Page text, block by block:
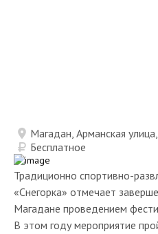
Традиционно спортивно-
«Снегорка» отмечает
Магадане проведением
В этом году мероприятие
Магадан, Арманская
Бесплатное